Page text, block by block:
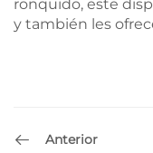
ronquido, este
y también les
Anterior